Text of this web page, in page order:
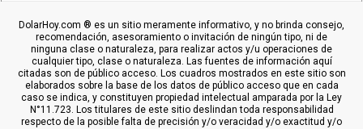
DolarHoy.com ® es un sitio meramente informativo, y no brinda consejo,
recomendación, asesoramiento o invitación de ningún tipo, ni de
ninguna clase o naturaleza, para realizar actos y/u operaciones de
cualquier tipo, clase o naturaleza. Las fuentes de información aquí
citadas son de público acceso. Los cuadros mostrados en este sitio son
elaborados sobre la base de los datos de público acceso que en cada
caso se indica, y constituyen propiedad intelectual amparada por la Ley
N°11.723. Los titulares de este sitio deslindan toda responsabilidad
respecto de la posible falta de precisión y/o veracidad y/o exactitud y/o